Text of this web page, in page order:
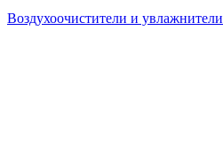
Воздухоочистители и увлажнители